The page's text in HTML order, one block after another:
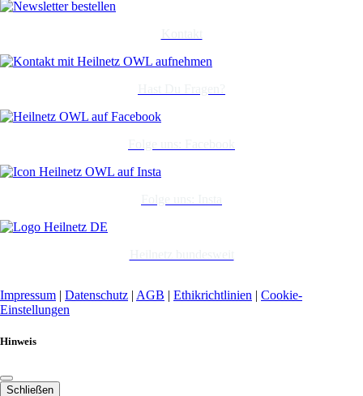
Impressum | Datenschutz | AGB | Ethikrichtlinien | Cookie-
Einstellungen
Hinweis
Schließen